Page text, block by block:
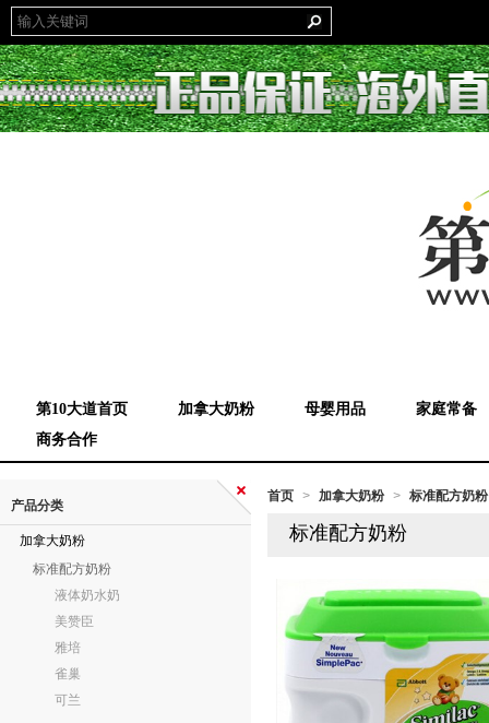
第10大道首页 加拿大奶粉 母婴用品
家庭常备
商务合作
首页 > 加拿大奶粉 > 标准配方奶粉
标准配方奶粉
产品分类
加拿大奶粉
标准配方奶粉
液体奶水奶
美赞臣
雅培
雀巢
可兰